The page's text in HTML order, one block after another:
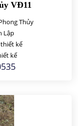
VĐ11
Thủy
Lập
kế
kế